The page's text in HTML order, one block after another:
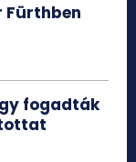
Fürthben
fogadták